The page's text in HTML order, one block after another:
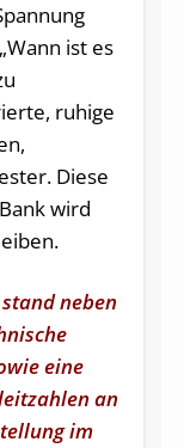
ist es
ruhige
Diese
wird
neben
eine
an
im